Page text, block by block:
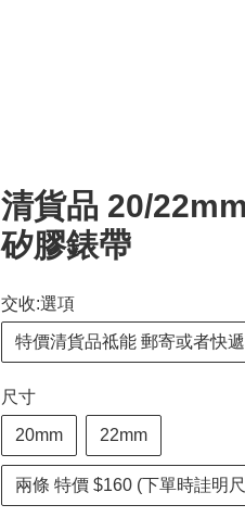
清貨品 20/
矽膠錶帶
交收:選項
特價清貨品祗能 郵寄或者快遞
尺寸
20mm 22mm
兩條 特價 $160 (下單時詿明